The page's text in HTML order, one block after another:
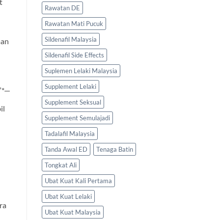
Rawatan DE
Rawatan Mati Pucuk
Sildenafil Malaysia
Sildenafil Side Effects
Suplemen Lelaki Malaysia
Supplement Lelaki
Supplement Seksual
Supplement Semulajadi
Tadalafil Malaysia
Tanda Awal ED
Tenaga Batin
Tongkat Ali
Ubat Kuat Kali Pertama
Ubat Kuat Lelaki
Ubat Kuat Malaysia